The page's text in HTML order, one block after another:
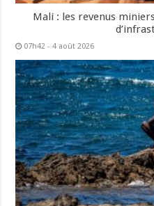
Mali : les revenus
07h42 - 4 août 2026